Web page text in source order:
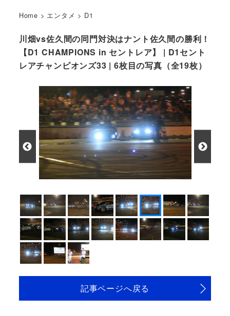
Home > エンタメ > D1
川畑vs佐久間の同門対決はナント佐久間の勝利！
【D1 CHAMPIONS in セントレア】 | D1セント
レアチャンピオンズ33 | 6枚目の写真（全19枚）
記事ページへ戻る